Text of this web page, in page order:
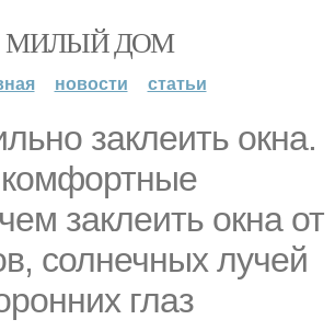
МИЛЫЙ ДОМ
новости статьи
заклеить окна.
заклеить окна от
солнечных лучей
глаз